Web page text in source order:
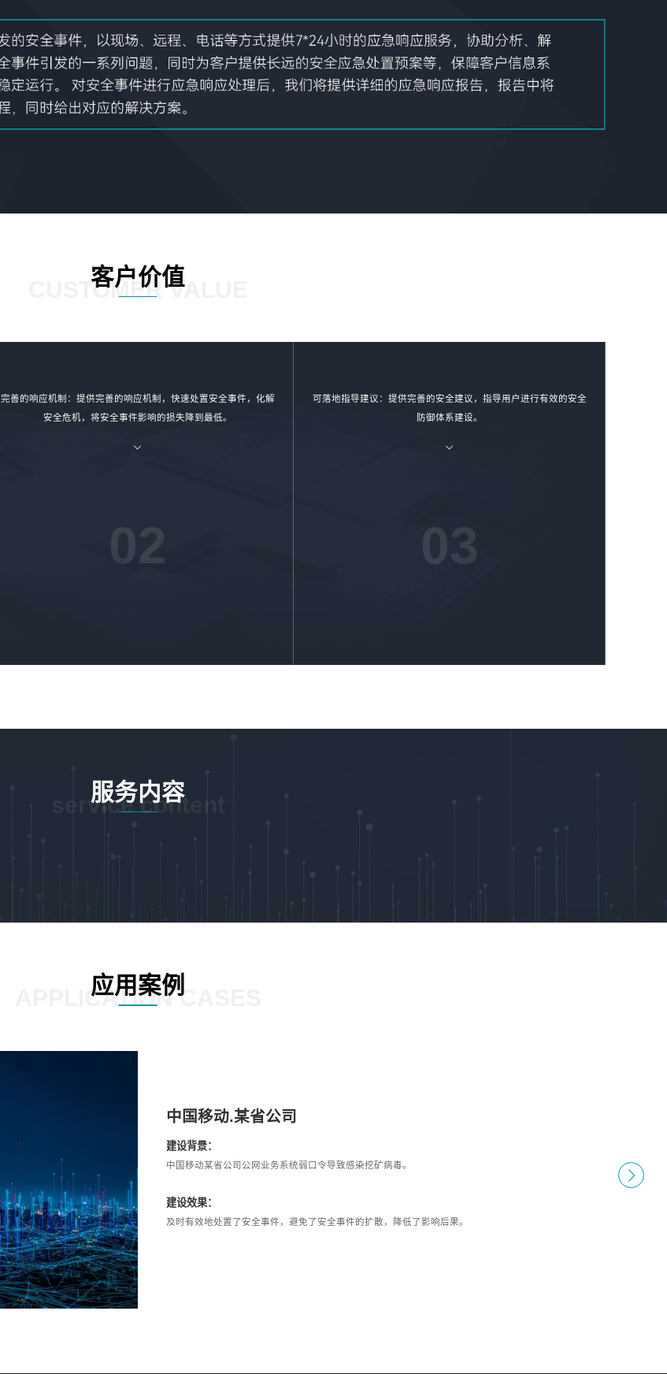
客户价值
CUSTOMER VALUE
完善的响应机制：提供完善的响应机制，快速处置安全事件，化解
安全危机，将安全事件影响的损失降到最低。
02
可落地指导建议：提供完善的安全建议，指导用户进行有效的安全
防御体系建设。
03
服务内容
service content
应用案例
APPLICATION CASES
中国移动.某省公司
建设背景：
中国移动某省公司公网业务系统弱口令导致感染挖矿病毒。
建设效果：
及时有效地处置了安全事件，避免了安全事件的扩散，降低了影响后果。